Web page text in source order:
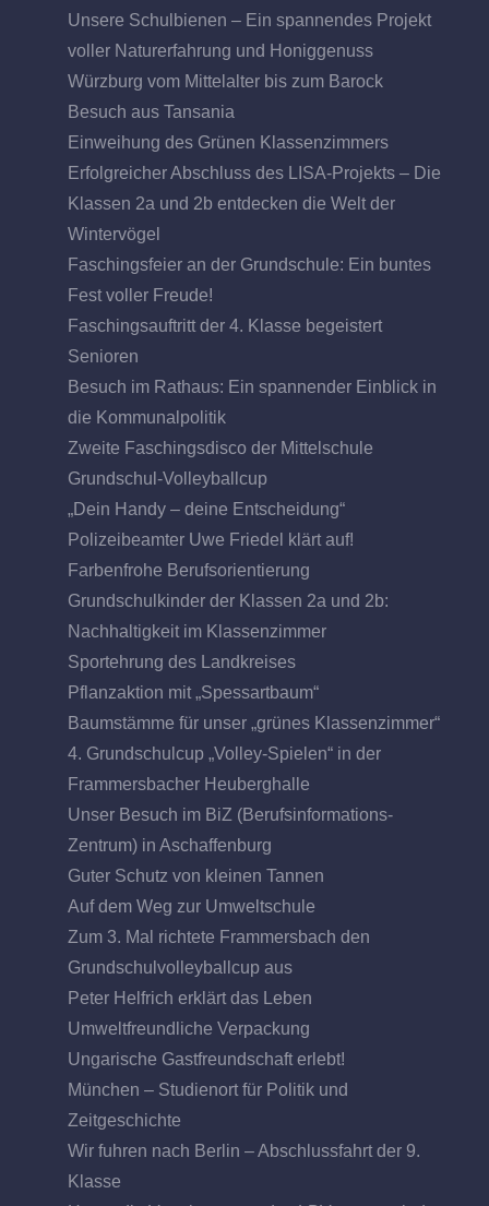
Unsere Schulbienen – Ein spannendes Projekt
voller Naturerfahrung und Honiggenuss
Würzburg vom Mittelalter bis zum Barock
Besuch aus Tansania
Einweihung des Grünen Klassenzimmers
Erfolgreicher Abschluss des LISA-Projekts – Die
Klassen 2a und 2b entdecken die Welt der
Wintervögel
Faschingsfeier an der Grundschule: Ein buntes
Fest voller Freude!
Faschingsauftritt der 4. Klasse begeistert
Senioren
Besuch im Rathaus: Ein spannender Einblick in
die Kommunalpolitik
Zweite Faschingsdisco der Mittelschule
Grundschul-Volleyballcup
„Dein Handy – deine Entscheidung“
Polizeibeamter Uwe Friedel klärt auf!
Farbenfrohe Berufsorientierung
Grundschulkinder der Klassen 2a und 2b:
Nachhaltigkeit im Klassenzimmer
Sportehrung des Landkreises
Pflanzaktion mit „Spessartbaum“
Baumstämme für unser „grünes Klassenzimmer“
4. Grundschulcup „Volley-Spielen“ in der
Frammersbacher Heuberghalle
Unser Besuch im BiZ (Berufsinformations-
Zentrum) in Aschaffenburg
Guter Schutz von kleinen Tannen
Auf dem Weg zur Umweltschule
Zum 3. Mal richtete Frammersbach den
Grundschulvolleyballcup aus
Peter Helfrich erklärt das Leben
Umweltfreundliche Verpackung
Ungarische Gastfreundschaft erlebt!
München – Studienort für Politik und
Zeitgeschichte
Wir fuhren nach Berlin – Abschlussfahrt der 9.
Klasse